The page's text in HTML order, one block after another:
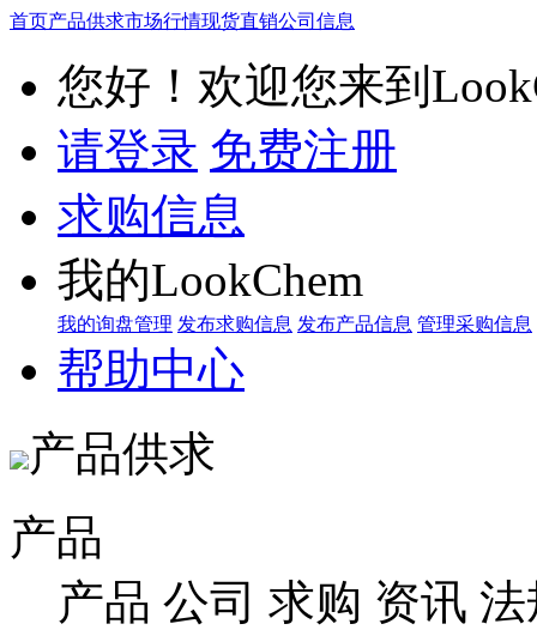
首页产品供求市场行情现货直销公司信息
您好！欢迎您来到
请登录 免费注册
求购信息
我的LookChem
我的询盘管理 发布求购信息 发布产品信息 管理采购信息
帮助中心
产品供求
产品
产品 公司 求购 资讯 法